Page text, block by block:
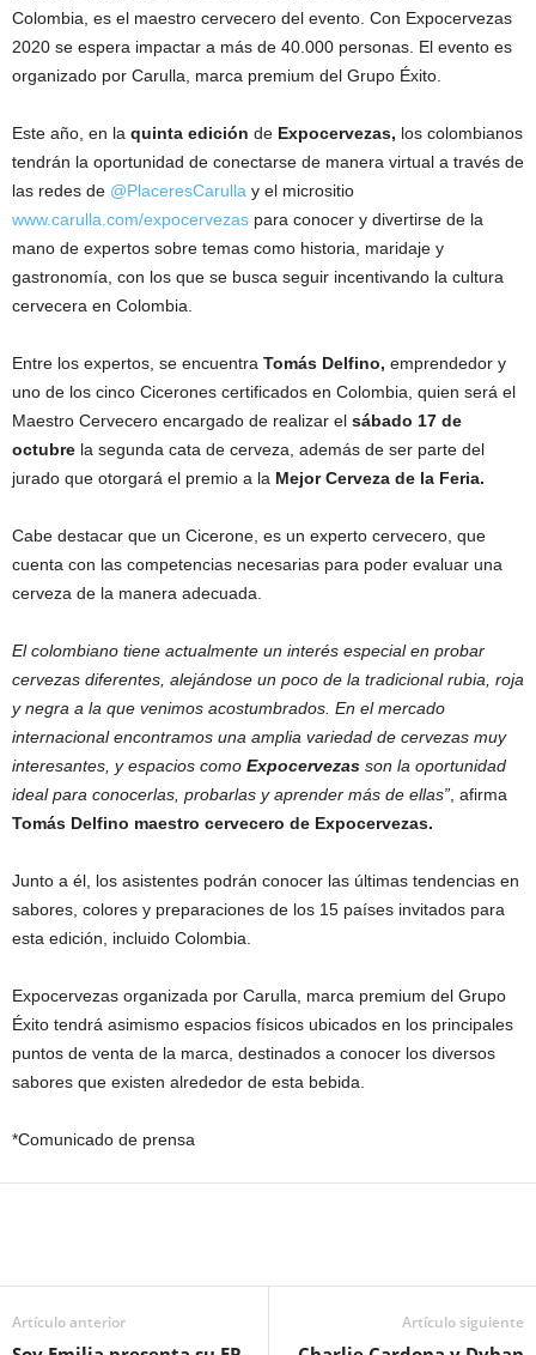
Colombia, es el maestro cervecero del evento. Con Expocervezas
2020 se espera impactar a más de 40.000 personas. El evento es
organizado por Carulla, marca premium del Grupo Éxito.
Este año, en la quinta edición de Expocervezas, los colombianos
tendrán la oportunidad de conectarse de manera virtual a través de
las redes de @PlaceresCarulla y el micrositio
www.carulla.com/expocervezas para conocer y divertirse de la
mano de expertos sobre temas como historia, maridaje y
gastronomía, con los que se busca seguir incentivando la cultura
cervecera en Colombia.
Entre los expertos, se encuentra Tomás Delfino, emprendedor y
uno de los cinco Cicerones certificados en Colombia, quien será el
Maestro Cervecero encargado de realizar el sábado 17 de
octubre la segunda cata de cerveza, además de ser parte del
jurado que otorgará el premio a la Mejor Cerveza de la Feria.
Cabe destacar que un Cicerone, es un experto cervecero, que
cuenta con las competencias necesarias para poder evaluar una
cerveza de la manera adecuada.
El colombiano tiene actualmente un interés especial en probar
cervezas diferentes, alejándose un poco de la tradicional rubia, roja
y negra a la que venimos acostumbrados. En el mercado
internacional encontramos una amplia variedad de cervezas muy
interesantes, y espacios como Expocervezas son la oportunidad
ideal para conocerlas, probarlas y aprender más de ellas” , afirma
Tomás Delfino maestro cervecero de Expocervezas.
Junto a él, los asistentes podrán conocer las últimas tendencias en
sabores, colores y preparaciones de los 15 países invitados para
esta edición, incluido Colombia.
Expocervezas organizada por Carulla, marca premium del Grupo
Éxito tendrá asimismo espacios físicos ubicados en los principales
puntos de venta de la marca, destinados a conocer los diversos
sabores que existen alrededor de esta bebida.
*Comunicado de prensa
Artículo anterior Artículo siguiente